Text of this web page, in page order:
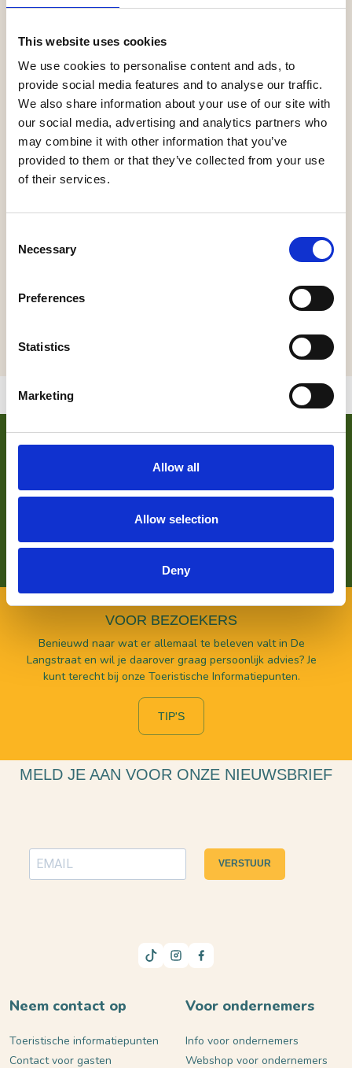
This website uses cookies
We use cookies to personalise content and ads, to
provide social media features and to analyse our traffic.
We also share information about your use of our site with
our social media, advertising and analytics partners who
may combine it with other information that you’ve
provided to them or that they’ve collected from your use
of their services.
Selection
Necessary
Preferences
Statistics
Marketing
Allow all
Allow selection
Deny
In 2025 wordt het hele Pinksterweekend de Dag van
het Kasteel gevierd. Landgoed Het Witte Kasteel doet
mee op maandag 9 juni 2025. Deze achttiende editie
staat in het teken van het thema: ‘Naar Buiten!’, hierbij
schijnen we de spotlight op alle buitenruimtes van
Nederlandse kastelen, buitenplaatsen, ruïnes en
landgoederen. Zoals je van ons gewend bent kun je die
door onze vrijwilligers. Deze dag zal er ook een
laatste rondleiding zal om 16.00 uur zijn.
VOOR ONDERNEMERS
Zoek je meer informatie over het bedrijf achter Bezoek De
Langstraat? Klik op de button en kom alles te weten over
LEES HIER MEER OVER
VOOR BEZOEKERS
Benieuwd naar wat er allemaal te beleven valt in De
Langstraat en wil je daarover graag persoonlijk advies? Je
kunt terecht bij onze Toeristische Informatiepunten.
TIP'S
MELD JE AAN VOOR ONZE NIEUWSBRIEF
VERSTUUR
Neem contact op
Toeristische informatiepunten
Contact voor gasten
Voor ondernemers
Info voor ondernemers
Webshop voor ondernemers